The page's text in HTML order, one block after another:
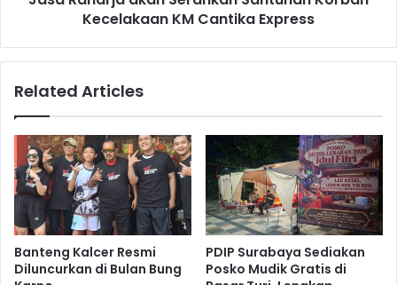
Kecelakaan KM Cantika Express
Related Articles
Banteng Kalcer Resmi
Diluncurkan di Bulan Bung
PDIP Surabaya Sediakan
Posko Mudik Gratis di